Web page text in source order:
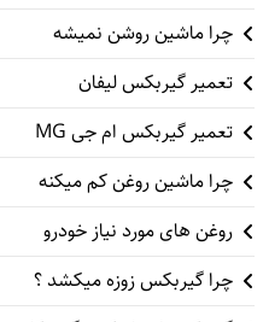
چرا ماشین روشن نمیشه
تعمیر گیربکس لیفان
تعمیر گیربکس ام جی MG
چرا ماشین روغن کم میکنه
روغن های مورد نیاز خودرو
چرا گیربکس زوزه میکشد ؟